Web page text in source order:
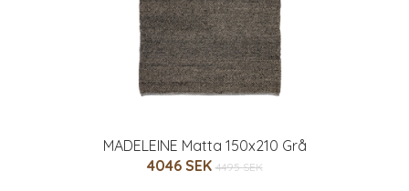
MADELEINE Matta 150x210 Grå
4046 SEK 4495 SEK